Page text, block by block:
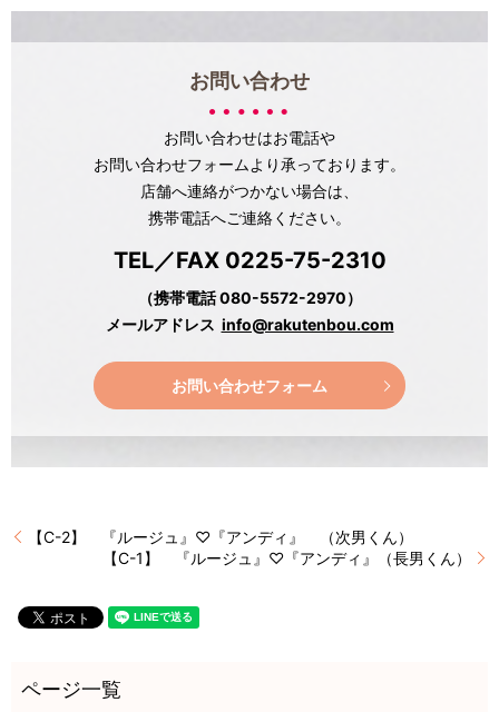
お問い合わせ
お問い合わせはお電話や
お問い合わせフォームより承っております。
店舗へ連絡がつかない場合は、
携帯電話へご連絡ください。
TEL／FAX 0225-75-2310
（携帯電話 080-5572-2970）
メールアドレス info@rakutenbou.com
お問い合わせフォーム
【C-2】 『ルージュ』♡『アンディ』 （次男くん）
【C-1】 『ルージュ』♡『アンディ』（長男くん）